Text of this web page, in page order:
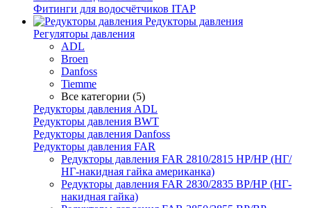
Фитинги для водосчётчиков ITAP
Редукторы давления
Регуляторы давления
ADL
Broen
Danfoss
Tiemme
Все категории (5)
Редукторы давления ADL
Редукторы давления BWT
Редукторы давления Danfoss
Редукторы давления FAR
Редукторы давления FAR 2810/2815 НР/НР (НГ/
НГ-накидная гайка американка)
Редукторы давления FAR 2830/2835 ВР/НР (НГ-
накидная гайка)